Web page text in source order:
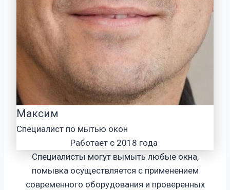
Максим
Специалист по мытью окон
Работает с 2018 года
Специалисты могут вымыть любые окна,
помывка осуществляется с применением
современного оборудования и проверенных